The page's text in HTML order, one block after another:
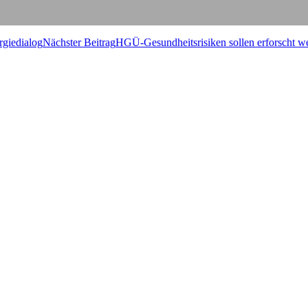
Nächster BeitragHGÜ-Gesund­heits­ri­si­ken sol­len erforscht